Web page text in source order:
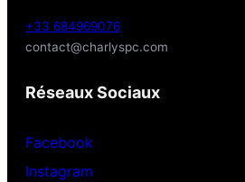
+33 684969076
contact@charlyspc.com
Réseaux Sociaux
Facebook
Instagram